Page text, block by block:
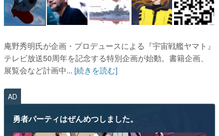
その他
運営：株式会社マレ
庵野秀明氏が企画・プロデュースによる『宇宙戦艦ヤマト』
テレビ放送50周年を記念する特別企画が始動。書籍企画、
展覧会など計画中... [続きを読む]
AD
勇者パーティはぜんめつしました。